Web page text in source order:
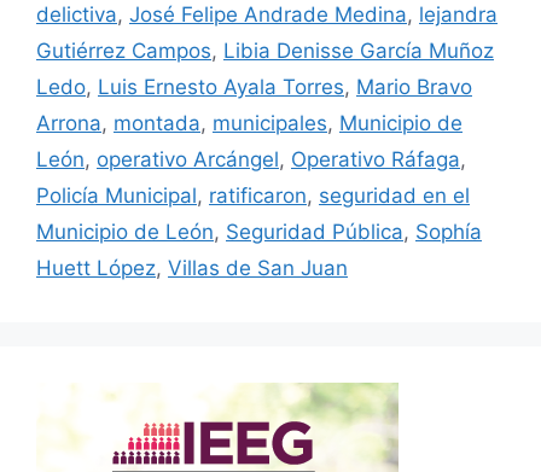
delictiva, José Felipe Andrade Medina, lejandra
Gutiérrez Campos, Libia Denisse García Muñoz
Ledo, Luis Ernesto Ayala Torres, Mario Bravo
Arrona, montada, municipales, Municipio de
León, operativo Arcángel, Operativo Ráfaga,
Policía Municipal, ratificaron, seguridad en el
Municipio de León, Seguridad Pública, Sophía
Huett López, Villas de San Juan